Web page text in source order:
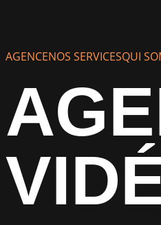
AGENCENOS SERVICESQUI